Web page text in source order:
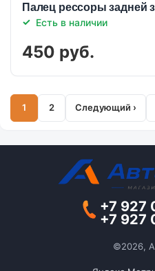
Палец рессоры задней
Есть в наличии
450 руб.
Нумерация
страниц
Страница
1
Страница
2 Следующий ›
+7 927
+7 927
©2026,